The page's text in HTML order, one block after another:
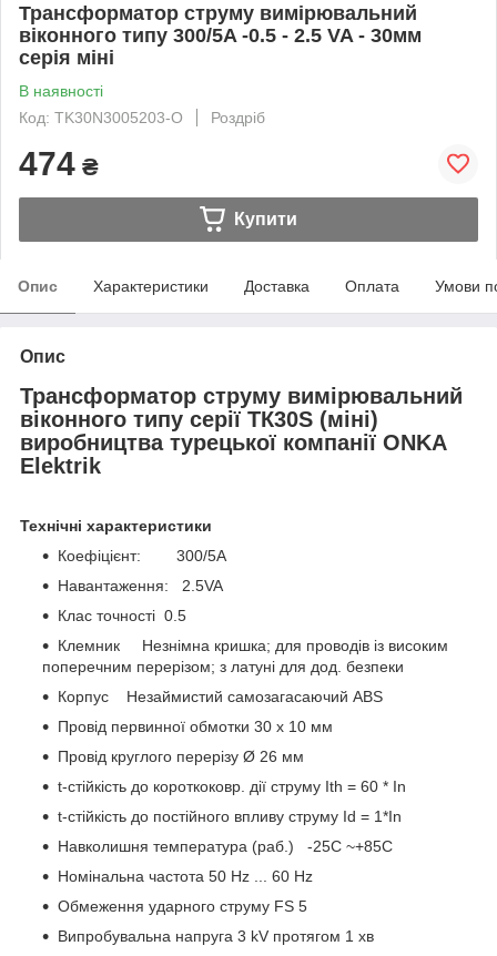
Трансформатор струму вимірювальний
віконного типу 300/5A -0.5 - 2.5 VA - 30мм
серія міні
В наявності
Код: TK30N3005203-O
Роздріб
474 ₴
Купити
Опис Характеристики Доставка Оплата Умови
Опис
Трансформатор струму вимірювальний
віконного типу серії ТК30S (міні)
виробництва турецької компанії ONKA
Elektrik
Технічні характеристики
Коефіцієнт: 300/5A
Навантаження: 2.5VA
Клас точності 0.5
Клемник Незнімна кришка; для проводів із високим
поперечним перерізом; з латуні для дод. безпеки
Корпус Незаймистий самозагасаючий ABS
Провід первинної обмотки 30 x 10 мм
Провід круглого перерізу Ø 26 мм
t-стійкість до короткоковр. дії струму Ith = 60 * In
t-стійкість до постійного впливу струму Id = 1*In
Навколишня температура (раб.) -25C ~+85C
Номінальна частота 50 Hz ... 60 Hz
Обмеження ударного струму FS 5
Випробувальна напруга 3 kV протягом 1 хв